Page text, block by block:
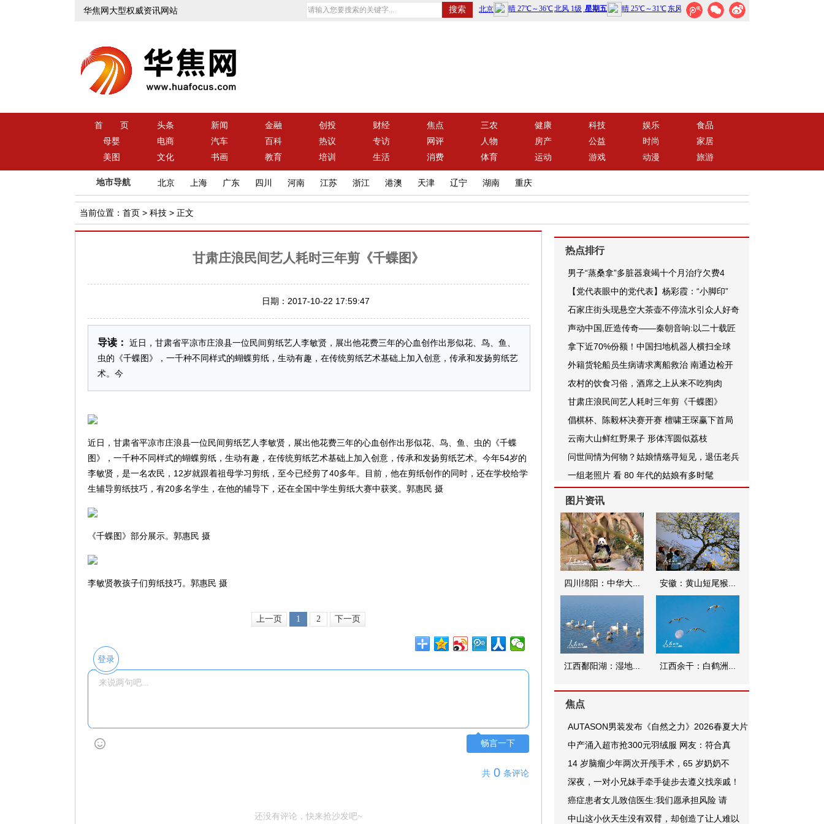
华焦网大型权威资讯网站
首 页 头条 新闻 金融 创投 财经 焦点 三农 健康 科技 娱乐
食品
母婴
电商 汽车 百科 热议 专访 网评 人物 房产 公益 时尚
家居
美图
文化 书画 教育 培训 生活 消费 体育 运动 游戏 动漫 旅游
地市导航 北京 上海 广东 四川 河南 江苏 浙江 港澳 天津 辽宁 湖南 重庆
当前位置： 首页 > 科技 > 正文
甘肃庄浪民间艺人耗时三年剪《千蝶图》
日期：2017-10-22 17:59:47
导读：
近日，甘肃省平凉市庄浪县一位民间剪纸艺人李敏贤，展出他花费三年的心血创作出形似花、鸟、鱼、
虫的《千蝶图》，一千种不同样式的蝴蝶剪纸，生动有趣，在传统剪纸艺术基础上加入创意，传承和发扬剪纸艺
术。今
近日，甘肃省平凉市庄浪县一位民间剪纸艺人李敏贤，展出他花费三年的心血创作出形似花、鸟、鱼、虫的《千蝶
图》，一千种不同样式的蝴蝶剪纸，生动有趣，在传统剪纸艺术基础上加入创意，传承和发扬剪纸艺术。今年54岁的
李敏贤，是一名农民，12岁就跟着祖母学习剪纸，至今已经剪了40多年。目前，他在剪纸创作的同时，还在学校给学
生辅导剪纸技巧，有20多名学生，在他的辅导下，还在全国中学生剪纸大赛中获奖。郭惠民 摄
《千蝶图》部分展示。郭惠民 摄
李敏贤教孩子们剪纸技巧。郭惠民 摄
上一页 1 2 下一页
登录
畅言一下
共 0 条评论
还没有评论，快来抢沙发吧~
热点排行
男子“蒸桑拿”多脏器衰竭十个月治疗欠费4
【党代表眼中的党代表】杨彩霞：“小脚印”
石家庄街头现悬空大茶壶不停流水引众人好奇
声动中国,匠造传奇——秦朝音响:以二十载匠
拿下近70%份额！中国扫地机器人横扫全球
外籍货轮船员生病请求离船救治 南通边检开
农村的饮食习俗，酒席之上从来不吃狗肉
甘肃庄浪民间艺人耗时三年剪《千蝶图》
倡棋杯、陈毅杯决赛开赛 檀啸王琛赢下首局
云南大山鲜红野果子 形体浑圆似荔枝
问世间情为何物？姑娘情殇寻短见，退伍老兵
一组老照片 看 80 年代的姑娘有多时髦
图片资讯
四川绵阳：中华大... 安徽：黄山短尾猴...
江西鄱阳湖：湿地... 江西余干：白鹤洲...
焦点
AUTASON男装发布《自然之力》2026春夏大片
中产涌入超市抢300元羽绒服 网友：符合真
14 岁脑瘤少年两次开颅手术，65 岁奶奶不
深夜，一对小兄妹手牵手徒步去遵义找亲戚！
癌症患者女儿致信医生:我们愿承担风险 请
中山这小伙天生没有双臂，却创造了让人难以